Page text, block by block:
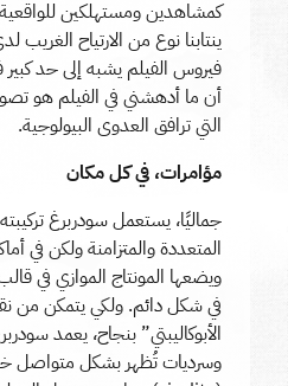
ينتابنا نوع من الارتياح
أن ما أدهشني في الفيلم هو
التي ترافق العدوى البيولوجية.
مؤامرات، في كل مكان
جماليًا، يستعمل سودربرغ
المتعددة والمتزامنة ولكن في
ويضعها المونتاج الموازي في
في شكل دائم. ولكي يتمكن من
الأبوكاليبتي” بنجاح، يعمد
وسرديات تُظهر بشكل متواصل